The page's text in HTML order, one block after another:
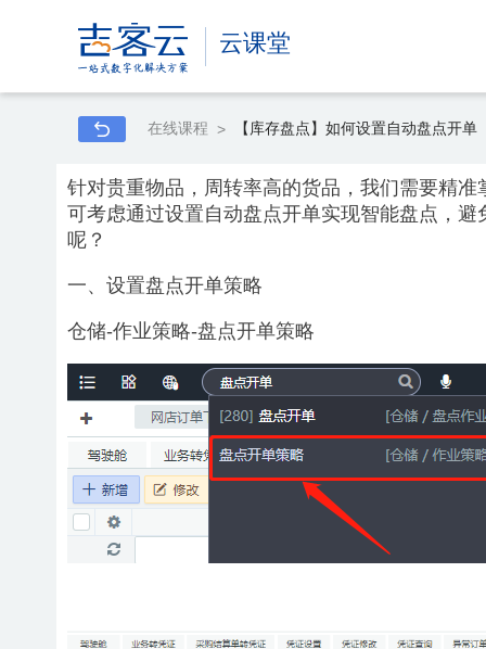
云课堂
在线课程 > 【库存盘点】如何设置自动盘点开单
针对贵重物品，周转率高的货品，我们需要精
可考虑通过设置自动盘点开单实现智能盘点，
呢？
一、设置盘点开单策略
仓储-作业策略-盘点开单策略